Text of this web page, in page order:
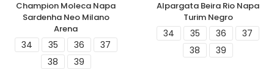
Champion Moleca Napa
Sardenha Neo Milano
Arena
34 35 36
37
38
39
Alpargata Beira Rio Napa
Turim Negro
34 35 36
37
38
39